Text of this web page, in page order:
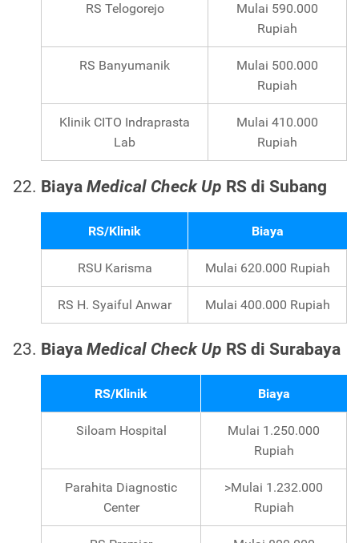
RS Telogorejo
Mulai 590.000
Rupiah
RS Banyumanik
Mulai 500.000
Rupiah
Klinik CITO Indraprasta
Lab
Mulai 410.000
Rupiah
Biaya Medical Check Up RS di Subang
RS/Klinik Biaya
RSU Karisma Mulai 620.000 Rupiah
RS H. Syaiful Anwar Mulai 400.000 Rupiah
Biaya Medical Check Up RS di Surabaya
RS/Klinik Biaya
Siloam Hospital
Mulai 1.250.000
Rupiah
Parahita Diagnostic
Center
>Mulai 1.232.000
Rupiah